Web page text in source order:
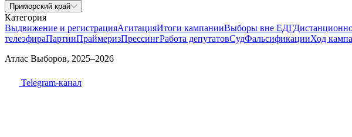
Приморский край
Категория
Выдвижение и регистрацияАгитацияИтоги кампанииВыборы вне ЕДГ
телеэфираПартииПраймеризПрессингРабота депутатовСудФальсификацииХод
Атлас Выборов, 2025–2026
Telegram-канал